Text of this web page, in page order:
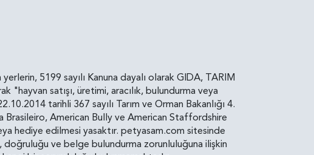
5199 sayılı Kanuna dayalı olarak GIDA, TARIM
satışı, üretimi, aracılık, bulundurma veya
tarihli 367 sayılı Tarım ve Orman Bakanlığı 4.
American Bully ve American Staffordshire
hediye edilmesi yasaktır. petyasam.com sitesinde
ve belge bulundurma zorunluluğuna ilişkin